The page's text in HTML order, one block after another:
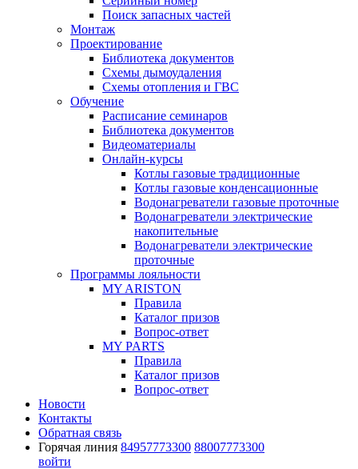
Поиск запасных частей
Монтаж
Проектирование
Библиотека документов
Схемы дымоудаления
Схемы отопления и ГВС
Обучение
Расписание семинаров
Библиотека документов
Видеоматериалы
Онлайн-курсы
Котлы газовые традиционные
Котлы газовые конденсационные
Водонагреватели газовые проточные
Водонагреватели электрические
накопительные
Водонагреватели электрические
проточные
Программы лояльности
MY ARISTON
Правила
Каталог призов
Вопрос-ответ
MY PARTS
Правила
Каталог призов
Вопрос-ответ
Новости
Контакты
Обратная связь
Горячая линия 84957773300 88007773300
войти